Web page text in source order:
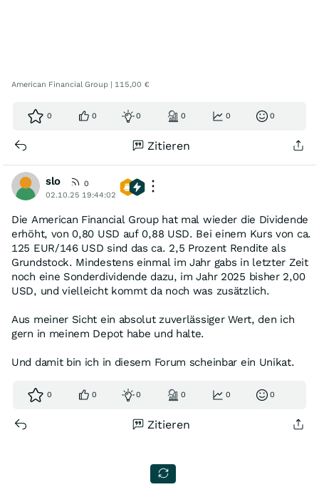
American Financial Group | 115,00 €
0 0 0 0 0 0
Zitieren
slo
0
02.10.25 19:44:02
Die American Financial Group hat mal wieder die Dividende
erhöht, von 0,80 USD auf 0,88 USD. Bei einem Kurs von ca.
125 EUR/146 USD sind das ca. 2,5 Prozent Rendite als
Grundstock. Mindestens einmal im Jahr gabs in letzter Zeit
noch eine Sonderdividende dazu, im Jahr 2025 bisher 2,00
USD, und vielleicht kommt da noch was zusätzlich.
Aus meiner Sicht ein absolut zuverlässiger Wert, den ich
gern in meinem Depot habe und halte.
Und damit bin ich in diesem Forum scheinbar ein Unikat.
0 0 0 0 0 0
Zitieren